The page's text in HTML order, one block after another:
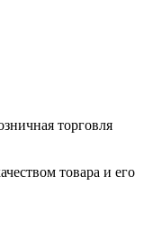
торговля
товара и его